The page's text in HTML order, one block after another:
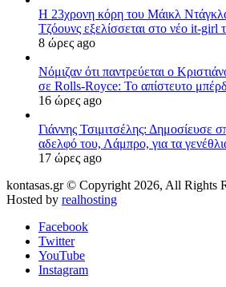
Η 23χρονη κόρη τoυ Μάικλ
Τζόουνς εξελίσσεται στο νέο it-girl
8 ώρες ago
Νόμιζαν ότι παντρεύεται ο
σε Rolls-Royce: Το απίστευτο
16 ώρες ago
Γιάννης Τσιμιτσέλης: Δημοσίευσε
αδελφό του, Λάμπρο, για τα
17 ώρες ago
kontasas.gr © Copyright 2026, All Rights
Hosted by realhosting
Facebook
Twitter
YouTube
Instagram